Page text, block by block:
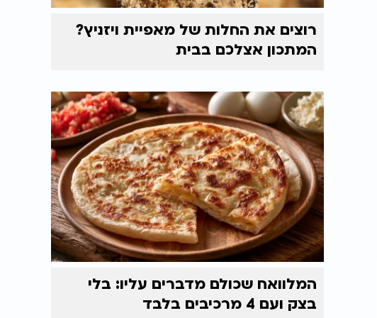
רוצים את החלות של מאפיית ויזניץ?
המתכון אצלכם בבית
המלוואח שכולם מדברים עליו: בלי
בצק ועם 4 מרכיבים בלבד